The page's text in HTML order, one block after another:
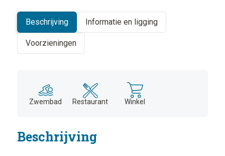
Beschrijving Informatie en ligging
Voorzieningen
Zwembad Restaurant Winkel
Beschrijving